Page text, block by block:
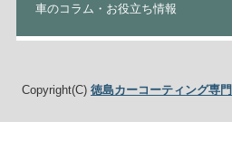
車のコラム・お役立ち情報
Copyright(C) 徳島カーコーティング専